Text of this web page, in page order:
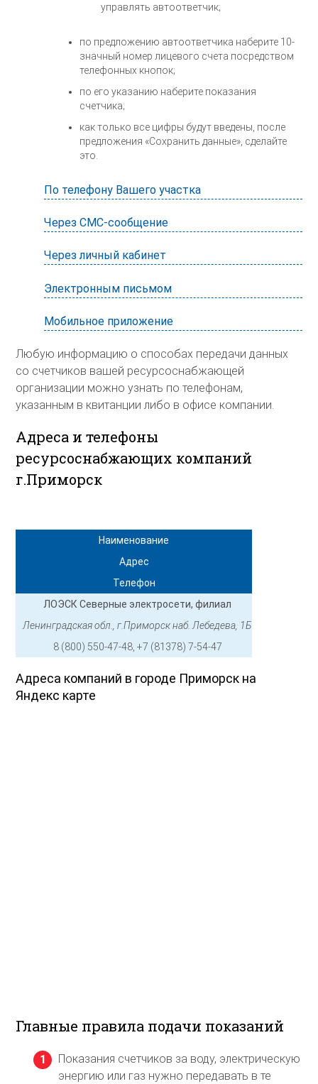
управлять автоответчик;
по предложению автоответчика наберите 10-
значный номер лицевого счета посредством
телефонных кнопок;
по его указанию наберите показания
счетчика;
как только все цифры будут введены, после
предложения «Сохранить данные», сделайте
это.
По телефону Вашего участка
Через СМС-сообщение
Через личный кабинет
Электронным письмом
Мобильное приложение
Любую информацию о способах передачи данных
со счетчиков вашей ресурсоснабжающей
организации можно узнать по телефонам,
указанным в квитанции либо в офисе компании.
Адреса и телефоны
ресурсоснабжающих компаний
г.Приморск
Наименование
Адрес
Телефон
ЛОЭСК Северные электросети, филиал
Ленинградская обл., г.Приморск наб. Лебедева, 1Б
8 (800) 550-47-48, +7 (81378) 7-54-47
Адреса компаний в городе Приморск на
Яндекс карте
Главные правила подачи показаний
Показания счетчиков за воду, электрическую
энергию или газ нужно передавать в те